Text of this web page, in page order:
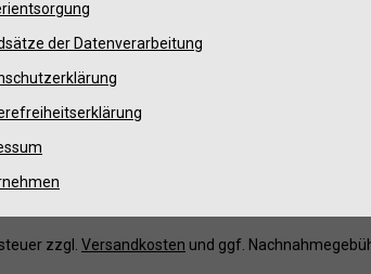
der Datenverarbeitung
zzgl. Versandkosten und ggf.